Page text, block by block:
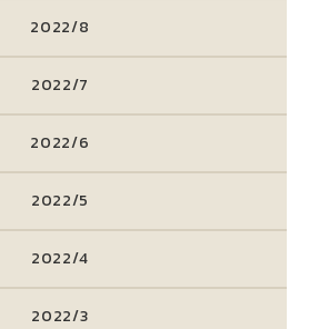
2022/8
2022/7
2022/6
2022/5
2022/4
2022/3